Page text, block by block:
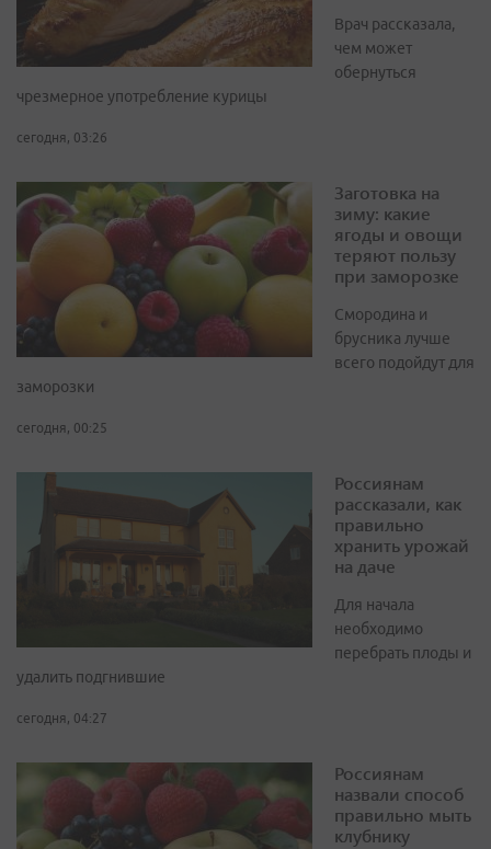
Врач рассказала,
чем может
обернуться
чрезмерное употребление курицы
сегодня, 03:26
Заготовка на
зиму: какие
ягоды и овощи
теряют пользу
при заморозке
Смородина и
брусника лучше
всего подойдут для
заморозки
сегодня, 00:25
Россиянам
рассказали, как
правильно
хранить урожай
на даче
Для начала
необходимо
перебрать плоды и
удалить подгнившие
сегодня, 04:27
Россиянам
назвали способ
правильно мыть
клубнику